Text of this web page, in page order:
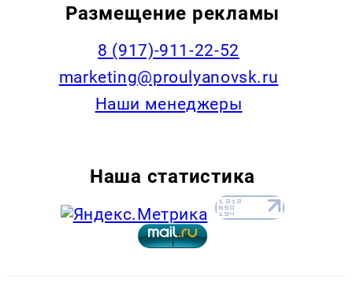
Размещение рекламы
8 (917)-911-22-52
marketing@proulyanovsk.ru
Наши менеджеры
Наша статистика